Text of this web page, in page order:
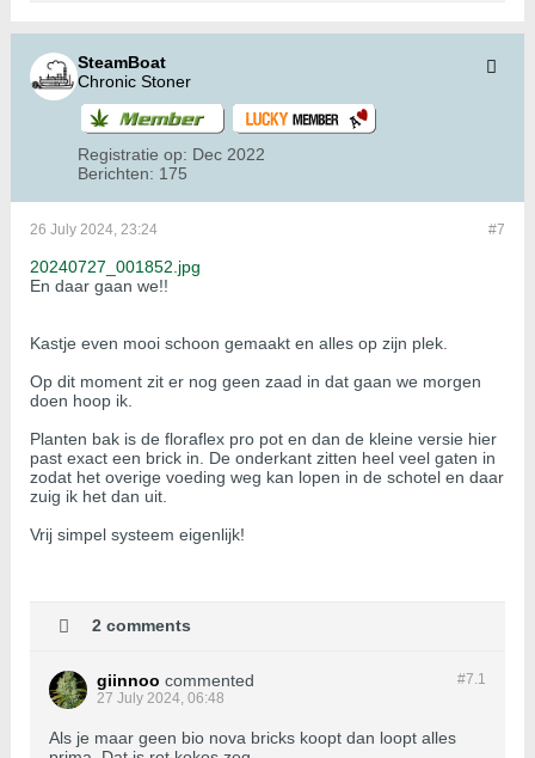
SteamBoat
Chronic Stoner
Registratie op: Dec 2022
Berichten: 175
#7
26 July 2024, 23:24
20240727_001852.jpg
En daar gaan we!!
Kastje even mooi schoon gemaakt en alles op zijn plek.
Op dit moment zit er nog geen zaad in dat gaan we morgen
doen hoop ik.
Planten bak is de floraflex pro pot en dan de kleine versie hier
past exact een brick in. De onderkant zitten heel veel gaten in
zodat het overige voeding weg kan lopen in de schotel en daar
zuig ik het dan uit.
Vrij simpel systeem eigenlijk!
2 comments
#7.1
giinnoo commented
27 July 2024, 06:48
Als je maar geen bio nova bricks koopt dan loopt alles